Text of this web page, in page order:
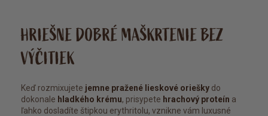
HRIEŠNE DOBRÉ MAŠKRTENIE BEZ
VÝČITIEK
Keď rozmixujete jemne pražené lieskové oriešky do
dokonale hladkého krému, prisypete hrachový proteín a
ľahko dosladíte štipkou erythritolu, vznikne vám luxusné